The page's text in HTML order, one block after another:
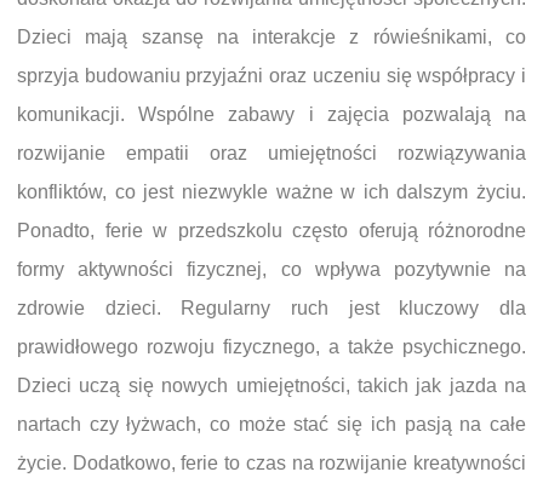
Dzieci mają szansę na interakcje z rówieśnikami, co
sprzyja budowaniu przyjaźni oraz uczeniu się współpracy i
komunikacji. Wspólne zabawy i zajęcia pozwalają na
rozwijanie empatii oraz umiejętności rozwiązywania
konfliktów, co jest niezwykle ważne w ich dalszym życiu.
Ponadto, ferie w przedszkolu często oferują różnorodne
formy aktywności fizycznej, co wpływa pozytywnie na
zdrowie dzieci. Regularny ruch jest kluczowy dla
prawidłowego rozwoju fizycznego, a także psychicznego.
Dzieci uczą się nowych umiejętności, takich jak jazda na
nartach czy łyżwach, co może stać się ich pasją na całe
życie. Dodatkowo, ferie to czas na rozwijanie kreatywności